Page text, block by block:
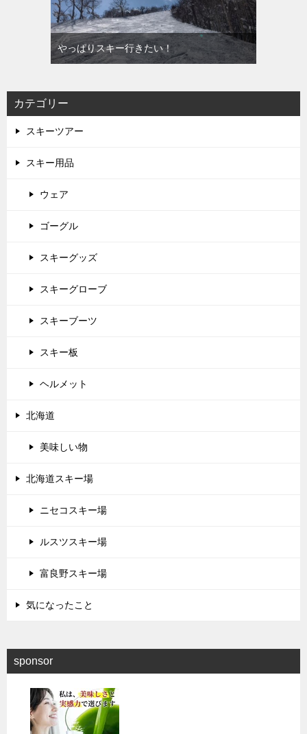
やっぱりスキー行きたい！
カテゴリー
スキーツアー
スキー用品
ウェア
ゴーグル
スキーグッズ
スキーグローブ
スキーブーツ
スキー板
ヘルメット
北海道
美味しい物
北海道スキー場
ニセコスキー場
ルスツスキー場
富良野スキー場
気になったこと
sponsor